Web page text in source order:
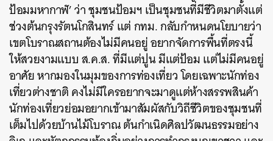
ป้อมมหากาฬ’ ว่า ชุมชนป้อมฯ เป็นชุมชนที่มีชีวิตมาตั้งแต่
ช่วงต้นกรุงรัตนโกสินทร์ แต่ กทม. กลับกำหนดนโยบายว่า
เขตโบราณสถานต้องไม่มีคนอยู่ อยากจัดการพื้นที่ตรงนี้
ให้สวยงามแบบ ส.ค.ส. ที่มีแต่ปูน มีแต่ป้อม แต่ไม่มีคนอยู่
อาศัย หากมองในมุมของการท่องเที่ยว โดยเฉพาะนักท่อง
เที่ยวต่างชาติ คงไม่มีใครอยากจะมาดูแต่ห้างสรรพสินค้า
นักท่องเที่ยวย่อมอยากเข้ามาสัมผัสกับวิถีชีวิตของชุมชนที่
เต็มไปด้วยบ้านไม้โบราณ ต้นกำเนิดศิลปวัฒนธรรมอย่าง